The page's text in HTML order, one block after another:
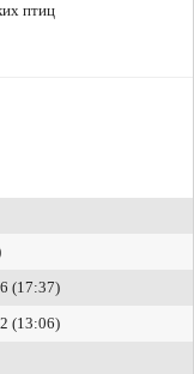
птиц
(17:37)
(13:06)